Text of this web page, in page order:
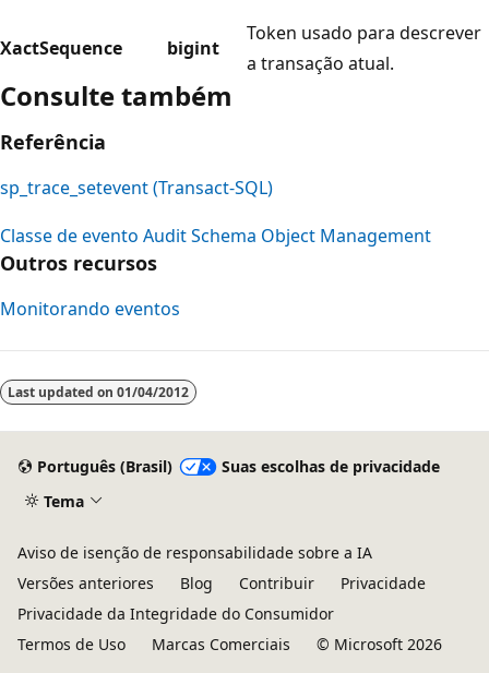
XactSequence bigint
Token usado para descrever
a transação atual.
Consulte também
Referência
sp_trace_setevent (Transact-SQL)
Classe de evento Audit Schema Object Management
Outros recursos
Monitorando eventos
Last updated on 01/04/2012
Português (Brasil)
Suas escolhas de privacidade
Tema
Aviso de isenção de responsabilidade sobre a IA
Versões anteriores
Blog Contribuir
Privacidade
Privacidade da Integridade do Consumidor
Termos de Uso
Marcas Comerciais © Microsoft 2026